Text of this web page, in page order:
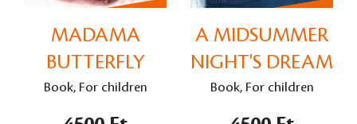
MADAMA
BUTTERFLY
Book, For children
A MIDSUMMER
NIGHT'S DREAM
Book, For children